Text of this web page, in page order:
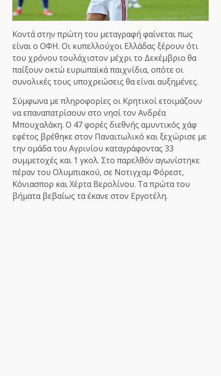
Κοντά στην πρώτη του μεταγραφή φαίνεται πως
είναι ο ΟΦΗ. Οι κυπελλούχοι Ελλάδας ξέρουν ότι
του χρόνου τουλάχιστον μέχρι το Δεκέμβριο θα
παίξουν οκτώ ευρωπαϊκά παιχνίδια, οπότε οι
συνολικές τους υποχρεώσεις θα είναι αυξημένες.
Σύμφωνα με πληροφορίες οι Κρητικοί ετοιμάζουν
να επαναπατρίσουν στο νησί τον Ανδρέα
Μπουχαλάκη. Ο 47 φορές διεθνής αμυντικός χάφ
εφέτος βρέθηκε στον Παναιτωλικό και ξεχώρισε με
την ομάδα του Αγρινίου καταγράφοντας 33
συμμετοχές και 1 γκολ. Στο παρελθόν αγωνίστηκε
πέραν του Ολυμπιακού, σε Νοτιγχαμ Φόρεστ,
Κόνιασπορ και Χέρτα Βερολίνου. Τα πρώτα του
βήματα βεβαίως τα έκανε στον Εργοτέλη.